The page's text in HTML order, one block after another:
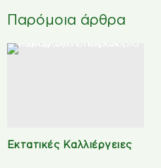
Παρόμοια άρθρα
Εκτατικές Καλλιέργειες